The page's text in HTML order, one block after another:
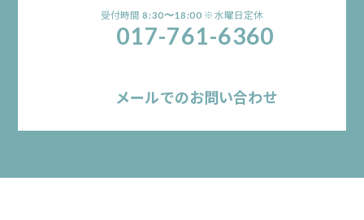
受付時間8:30〜18:00 ※水曜日定休
017-761-6360
メールでのお問い合わせ